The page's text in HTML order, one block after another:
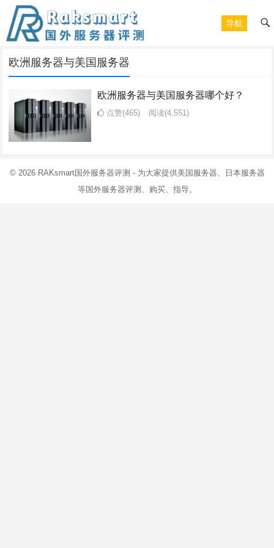
导航
欧洲服务器与美国服务器
欧洲服务器与美国服务器哪个好？
点赞(465) 阅读(4,551)
© 2026 RAKsmart国外服务器评测 - 为大家提供美国服务器、日本服务器
等国外服务器评测、购买、指导。